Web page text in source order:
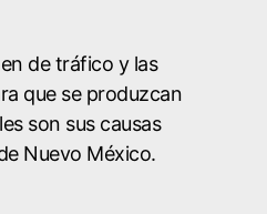
de tráfico y las
que se produzcan
son sus causas
Nuevo México.